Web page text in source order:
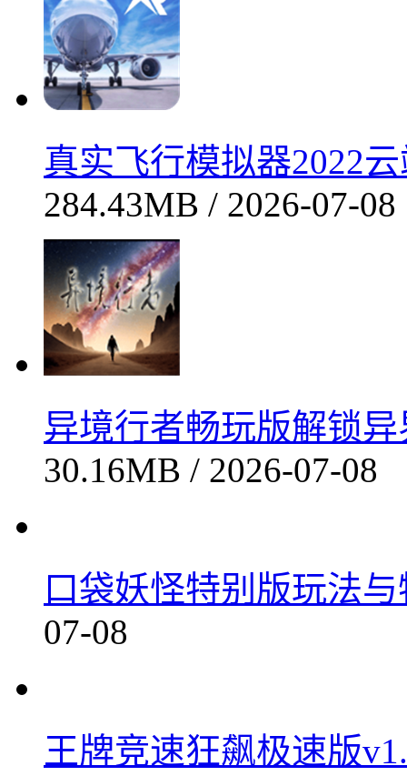
3D特技摩托车驾驶技
MB / 2026-07-08
欧洲卡车模拟2真实驾
/ 2026-07-08
真实飞行模拟器2022
284.43MB / 2026-07-08